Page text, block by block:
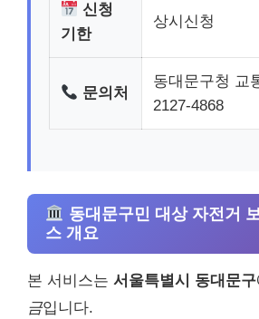
신청
기한
상시신청
문의처
동대문구청 교
2127-4868
동대문구민 대상 자전거
스 개요
본 서비스는 서울특별시 동대문구
금입니다.